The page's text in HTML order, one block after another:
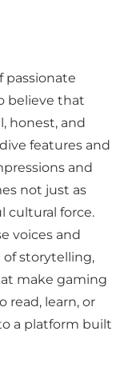
passionate
believe that
honest, and
features and
and
not just as
cultural force.
voices and
of storytelling,
make gaming
read, learn, or
a platform built